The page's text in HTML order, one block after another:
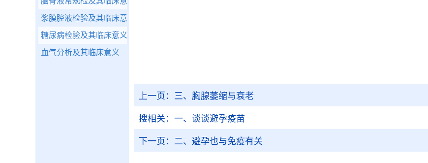
上一页： 三、胸腺萎缩与衰老
搜相关： 一、谈谈避孕疫苗
下一页： 二、避孕也与免疫有关
浆膜腔液检验及其临床意义
糖尿病检验及其临床意义
血气分析及其临床意义